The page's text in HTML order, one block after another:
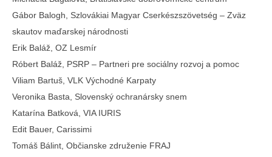
Gábor Balogh, Szlovákiai Magyar Cserkészszövetség – Zväz
skautov maďarskej národnosti
Erik Baláž, OZ Lesmír
Róbert Baláž, PSRP – Partneri pre sociálny rozvoj a pomoc
Viliam Bartuš, VLK Východné Karpaty
Veronika Basta, Slovenský ochranársky snem
Katarína Batková, VIA IURIS
Edit Bauer, Carissimi
Tomáš Bálint, Občianske združenie FRAJ